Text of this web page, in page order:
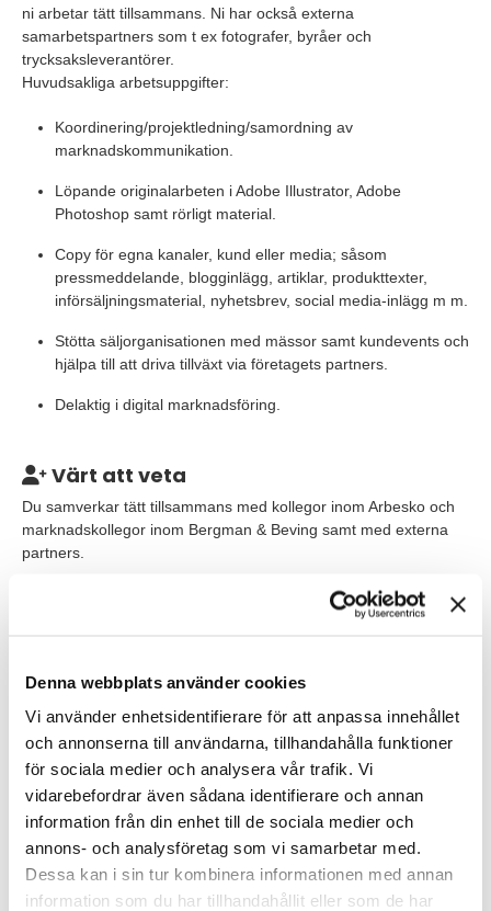
Denna webbplats använder cookies
Vi använder enhetsidentifierare för att anpassa innehållet
och annonserna till användarna, tillhandahålla funktioner
för sociala medier och analysera vår trafik. Vi
vidarebefordrar även sådana identifierare och annan
information från din enhet till de sociala medier och
annons- och analysföretag som vi samarbetar med.
Dessa kan i sin tur kombinera informationen med annan
information som du har tillhandahållit eller som de har
ni arbetar tätt tillsammans. Ni har också externa
samarbetspartners som t ex fotografer, byråer och
trycksaksleverantörer.
Huvudsakliga arbetsuppgifter:
Koordinering/projektledning/samordning av
marknadskommunikation.
Löpande originalarbeten i Adobe Illustrator, Adobe
Photoshop samt rörligt material.
Copy för egna kanaler, kund eller media; såsom
pressmeddelande, blogginlägg, artiklar, produkttexter,
införsäljningsmaterial, nyhetsbrev, social media-inlägg m m.
Stötta säljorganisationen med mässor samt kundevents och
hjälpa till att driva tillväxt via företagets partners.
Delaktig i digital marknadsföring.
Värt att veta
Du samverkar tätt tillsammans med kollegor inom Arbesko och
marknadskollegor inom Bergman & Beving samt med externa
partners.
användare av att arbeta i webbpubliceringsverktyg (CMS) och
att administrera sociala medier. Vi ser också att du har
erfarenhet i Adobe-programmen men även med rörlig media. Du
har mycket goda kunskaper i svenska och engelska, både i tal
Som person är du kommunikativ, nyfiken, lösningsorienterad
och med ett starkt engagemang. Vidare är du strukturerad samt
har en naturlig förmåga att skapa goda relationer. Du agerar på